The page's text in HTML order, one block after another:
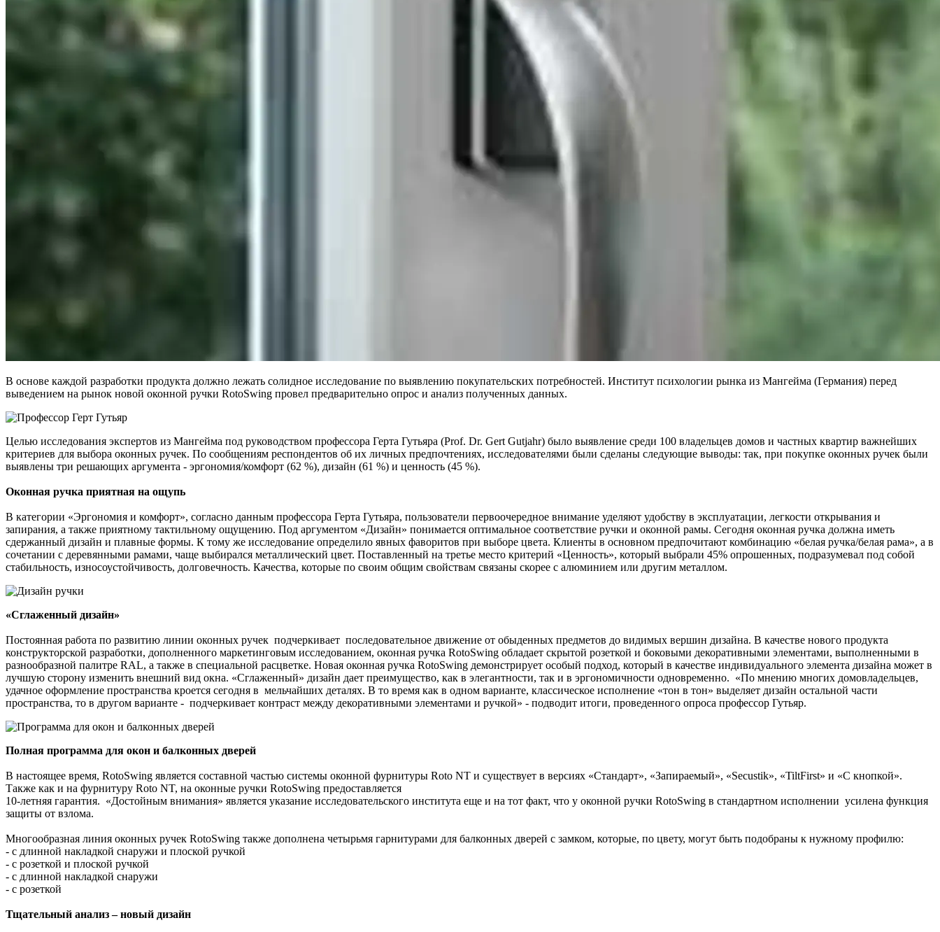
В основе каждой разработки продукта должно лежать солидное исследование по выявлению покупательских потребностей. Институт психологии рынка из Мангейма (Германия) перед
выведением на рынок новой оконной ручки RotoSwing провел предварительно опрос и анализ полученных данных.
Целью исследования экспертов из Мангейма под руководством профессора Герта Гутьяра (Prof. Dr. Gert Gutjahr) было выявление среди 100 владельцев домов и частных квартир важнейших
критериев для выбора оконных ручек. По сообщениям респондентов об их личных предпочтениях, исследователями были сделаны следующие выводы: так, при покупке оконных ручек были
выявлены три решающих аргумента - эргономия/комфорт (62 %), дизайн (61 %) и ценность (45 %).
Оконная ручка приятная на ощупь
В категории «Эргономия и комфорт», согласно данным профессора Герта Гутьяра, пользователи первоочередное внимание уделяют удобству в эксплуатации, легкости открывания и
запирания, а также приятному тактильному ощущению. Под аргументом «Дизайн» понимается оптимальное соответствие ручки и оконной рамы. Сегодня оконная ручка должна иметь
сдержанный дизайн и плавные формы. К тому же исследование определило явных фаворитов при выборе цвета. Клиенты в основном предпочитают комбинацию «белая ручка/белая рама», а в
сочетании с деревянными рамами, чаще выбирался металлический цвет. Поставленный на третье место критерий «Ценность», который выбрали 45% опрошенных, подразумевал под собой
стабильность, износоустойчивость, долговечность. Качества, которые по своим общим свойствам связаны скорее с алюминием или другим металлом.
«Сглаженный дизайн»
Постоянная работа по развитию линии оконных ручек подчеркивает последовательное движение от обыденных предметов до видимых вершин дизайна. В качестве нового продукта
конструкторской разработки, дополненного маркетинговым исследованием, оконная ручка RotoSwing обладает скрытой розеткой и боковыми декоративными элементами, выполненными в
разнообразной палитре RAL, а также в специальной расцветке. Новая оконная ручка RotoSwing демонстрирует особый подход, который в качестве индивидуального элемента дизайна может в
лучшую сторону изменить внешний вид окна. «Сглаженный» дизайн дает преимущество, как в элегантности, так и в эргономичности одновременно. «По мнению многих домовладельцев,
удачное оформление пространства кроется сегодня в мельчайших деталях. В то время как в одном варианте, классическое исполнение «тон в тон» выделяет дизайн остальной части
пространства, то в другом варианте - подчеркивает контраст между декоративными элементами и ручкой» - подводит итоги, проведенного опроса профессор Гутьяр.
Полная программа для окон и балконных дверей
В настоящее время, RotoSwing является составной частью системы оконной фурнитуры Roto NT и существует в версиях «Стандарт», «Запираемый», «Secustik», «TiltFirst» и «С кнопкой».
Также как и на фурнитуру Roto NT, на оконные ручки RotoSwing предоставляется
10-летняя гарантия. «Достойным внимания» является указание исследовательского института еще и на тот факт, что у оконной ручки RotoSwing в стандартном исполнении усилена функция
защиты от взлома.
Многообразная линия оконных ручек RotoSwing также дополнена четырьмя гарнитурами для балконных дверей с замком, которые, по цвету, могут быть подобраны к нужному профилю:
- с длинной накладкой снаружи и плоской ручкой
- с розеткой и плоской ручкой
- с длинной накладкой снаружи
- с розеткой
Тщательный анализ – новый дизайн